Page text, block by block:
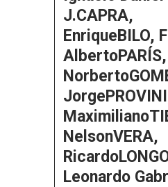
J.CAPRA,
EnriqueBILO,
AlbertoPARÍS,
Norberto
Jorge
Maximiliano
NelsonVERA,
Ricardo
Leonardo